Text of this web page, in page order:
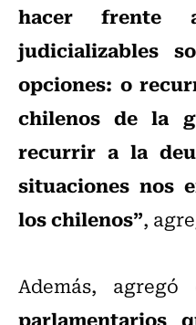
hacer frente
judicializables
opciones: o
chilenos de la
recurrir a la
situaciones nos
los chilenos”,
Además,
parlamentarios